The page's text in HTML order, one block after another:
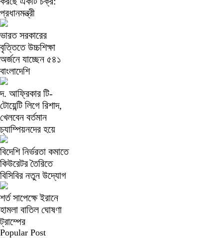
প্রধানমন্ত্রী
ভারত সরকারের
বৃত্তিতে উচ্চশিক্ষা
অর্জনে যাচ্ছেন ৫৪১
বাংলাদেশি
দ. আফ্রিকার টি-
টোয়েন্টি লিগে রিশাদ,
খেলবেন বর্তমান
চ্যাম্পিয়নদের হয়ে
বিদেশি নির্ভরতা কমাতে
কিউরেটর তৈরিতে
বিসিবির নতুন উদ্যোগ
শর্ত সাপেক্ষে ইরানে
হামলা বাতিল ঘোষণা
ট্রাম্পের
Popular Post